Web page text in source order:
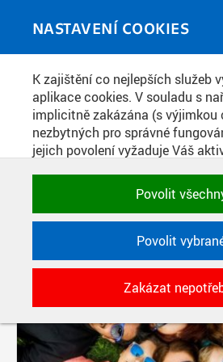
NASTAVENÍ COOKIES
K zajištění co nejlepších služeb
aplikace cookies. V souladu s
implicitně zakázána (s výjimkou
nezbytných pro správné
jejich povolení vyžaduje Váš
zakázat, případně vybrat a
kategorie. Svoje rozhodnutí
kdykoli změnit.
POTŘEBNÉ
Technické cookies využívané
ČVUT pro uchování jejich
vlastností a identifikátorů
nezbytné pro správné fungování
Povolit
Povolit
Zakázat
MEDIATÉKA
PŘÍSPĚVKY
Aktivní filtry: SOUČÁST: